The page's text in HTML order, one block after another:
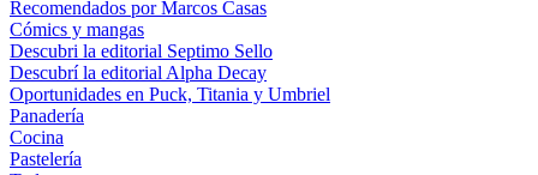
Recomendados por Marcos Casas
Cómics y mangas
Descubri la editorial Septimo Sello
Descubrí la editorial Alpha Decay
Oportunidades en Puck, Titania y Umbriel
Panadería
Cocina
Pastelería